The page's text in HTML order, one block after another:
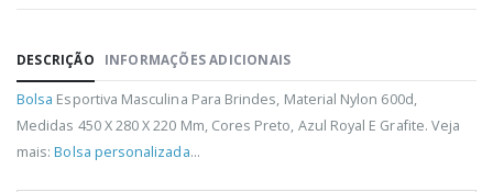
DESCRIÇÃO INFORMAÇÕES ADICIONAIS
Bolsa Esportiva Masculina Para Brindes, Material Nylon 600d,
Medidas 450 X 280 X 220 Mm, Cores Preto, Azul Royal E Grafite. Veja
mais:Bolsa personalizada...